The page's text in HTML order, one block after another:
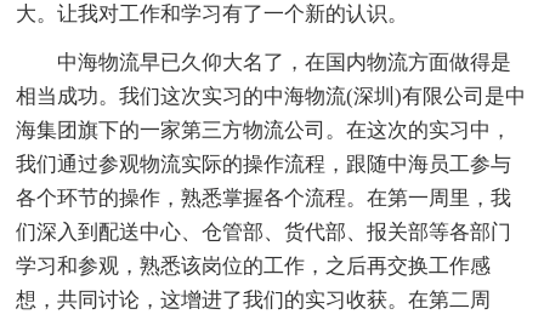
大。让我对工作和学习有了一个新的认识。
中海物流早已久仰大名了，在国内物流方面做得是
相当成功。我们这次实习的中海物流(深圳)有限公司是中
海集团旗下的一家第三方物流公司。在这次的实习中，
我们通过参观物流实际的操作流程，跟随中海员工参与
各个环节的操作，熟悉掌握各个流程。在第一周里，我
们深入到配送中心、仓管部、货代部、报关部等各部门
学习和参观，熟悉该岗位的工作，之后再交换工作感
想，共同讨论，这增进了我们的实习收获。在第二周